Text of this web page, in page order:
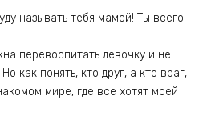
называть тебя мамой! Ты всего
перевоспитать девочку и не
как понять, кто друг, а кто враг,
мире, где все хотят моей